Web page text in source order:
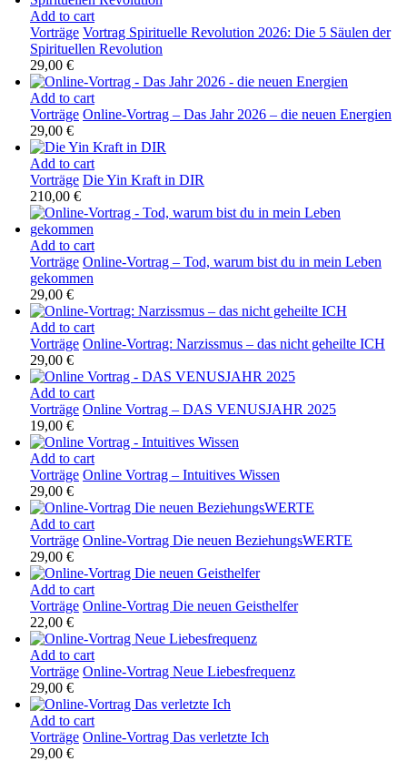
Add to cart
Vorträge Vortrag Spirituelle Revolution 2026: Die 5 Säulen der
Spirituellen Revolution
29,00 €
Add to cart
Vorträge Online-Vortrag – Das Jahr 2026 – die neuen Energien
29,00 €
Add to cart
Vorträge Die Yin Kraft in DIR
210,00 €
Add to cart
Vorträge Online-Vortrag – Tod, warum bist du in mein Leben
gekommen
29,00 €
Add to cart
Vorträge Online-Vortrag: Narzissmus – das nicht geheilte ICH
29,00 €
Add to cart
Vorträge Online Vortrag – DAS VENUSJAHR 2025
19,00 €
Add to cart
Vorträge Online Vortrag – Intuitives Wissen
29,00 €
Add to cart
Vorträge Online-Vortrag Die neuen BeziehungsWERTE
29,00 €
Add to cart
Vorträge Online-Vortrag Die neuen Geisthelfer
22,00 €
Add to cart
Vorträge Online-Vortrag Neue Liebesfrequenz
29,00 €
Add to cart
Vorträge Online-Vortrag Das verletzte Ich
29,00 €